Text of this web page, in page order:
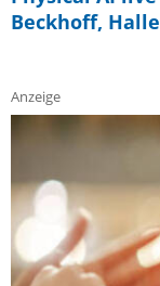
Beckhoff,
Anzeige